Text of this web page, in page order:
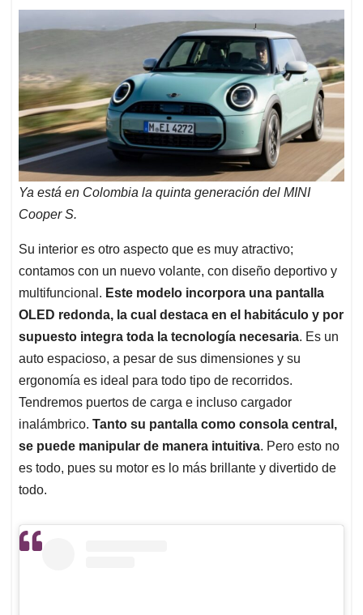
Ya está en Colombia la quinta generación del MINI
Cooper S.
Su interior es otro aspecto que es muy atractivo;
contamos con un nuevo volante, con diseño deportivo y
multifuncional. Este modelo incorpora una pantalla
OLED redonda, la cual destaca en el habitáculo y por
supuesto integra toda la tecnología necesaria. Es un
auto espacioso, a pesar de sus dimensiones y su
ergonomía es ideal para todo tipo de recorridos.
Tendremos puertos de carga e incluso cargador
inalámbrico. Tanto su pantalla como consola central,
se puede manipular de manera intuitiva. Pero esto no
es todo, pues su motor es lo más brillante y divertido de
todo.